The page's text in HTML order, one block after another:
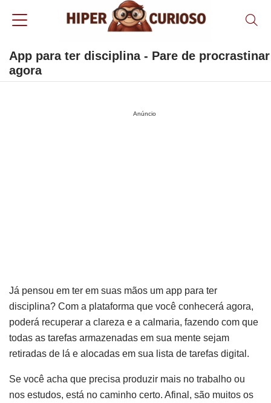
App para ter disciplina - Pare de procrastinar
agora
Anúncio
Já pensou em ter em suas mãos um app para ter
disciplina? Com a plataforma que você conhecerá agora,
poderá recuperar a clareza e a calmaria, fazendo com que
todas as tarefas armazenadas em sua mente sejam
retiradas de lá e alocadas em sua lista de tarefas digital.
Se você acha que precisa produzir mais no trabalho ou
nos estudos, está no caminho certo. Afinal, são muitos os